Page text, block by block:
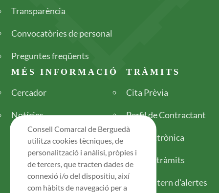
Transparència
Convocatòries de personal
Preguntes freqüents
MÉS INFORMACIÓ
Cercador
Notícies
TRÀMITS
Cita Prèvia
Perfil de Contractant
Seu electrònica
Tots els tràmits
Canal intern d'alertes
Consell Comarcal de Berguedà
utilitza cookies tècniques, de
personalització i anàlisi, pròpies i
de tercers, que tracten dades de
connexió i/o del dispositiu, així
com hàbits de navegació per a